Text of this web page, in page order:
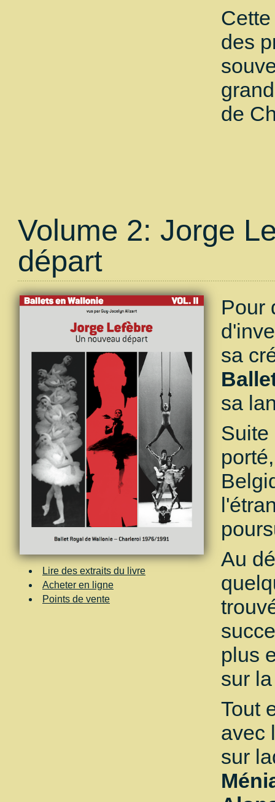
des
de
Volume 2: Jorge
départ
Lire des extraits du livre
Acheter en ligne
Points de vente
Pour
sa
sa
Suite
Au
plus
sur
Tout
avec
sur